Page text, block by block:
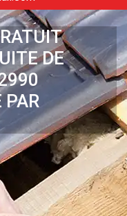
DE
PAR